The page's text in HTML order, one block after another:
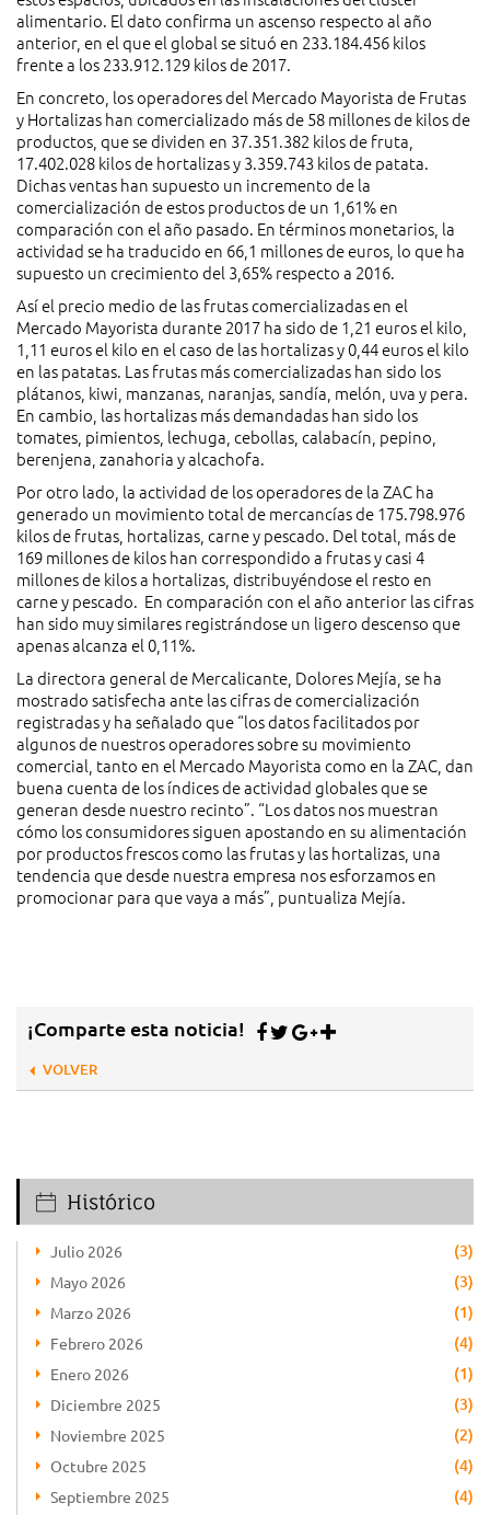
alimentario. El dato confirma un ascenso respecto al año
anterior, en el que el global se situó en 233.184.456 kilos
frente a los 233.912.129 kilos de 2017.
En concreto, los operadores del Mercado Mayorista de Frutas
y Hortalizas han comercializado más de 58 millones de kilos de
productos, que se dividen en 37.351.382 kilos de fruta,
17.402.028 kilos de hortalizas y 3.359.743 kilos de patata.
Dichas ventas han supuesto un incremento de la
comercialización de estos productos de un 1,61% en
comparación con el año pasado. En términos monetarios, la
actividad se ha traducido en 66,1 millones de euros, lo que ha
supuesto un crecimiento del 3,65% respecto a 2016.
Así el precio medio de las frutas comercializadas en el
Mercado Mayorista durante 2017 ha sido de 1,21 euros el kilo,
1,11 euros el kilo en el caso de las hortalizas y 0,44 euros el kilo
en las patatas. Las frutas más comercializadas han sido los
plátanos, kiwi, manzanas, naranjas, sandía, melón, uva y pera.
En cambio, las hortalizas más demandadas han sido los
tomates, pimientos, lechuga, cebollas, calabacín, pepino,
berenjena, zanahoria y alcachofa.
Por otro lado, la actividad de los operadores de la ZAC ha
generado un movimiento total de mercancías de 175.798.976
kilos de frutas, hortalizas, carne y pescado. Del total, más de
169 millones de kilos han correspondido a frutas y casi 4
millones de kilos a hortalizas, distribuyéndose el resto en
carne y pescado. En comparación con el año anterior las cifras
han sido muy similares registrándose un ligero descenso que
apenas alcanza el 0,11%.
La directora general de Mercalicante, Dolores Mejía, se ha
mostrado satisfecha ante las cifras de comercialización
registradas y ha señalado que “los datos facilitados por
algunos de nuestros operadores sobre su movimiento
comercial, tanto en el Mercado Mayorista como en la ZAC, dan
buena cuenta de los índices de actividad globales que se
generan desde nuestro recinto”. “Los datos nos muestran
cómo los consumidores siguen apostando en su alimentación
por productos frescos como las frutas y las hortalizas, una
tendencia que desde nuestra empresa nos esforzamos en
promocionar para que vaya a más”, puntualiza Mejía.
¡Comparte esta noticia!
VOLVER
Histórico
Julio 2026 (3)
Mayo 2026 (3)
Marzo 2026 (1)
Febrero 2026 (4)
Enero 2026 (1)
Diciembre 2025 (3)
Noviembre 2025 (2)
Octubre 2025 (4)
Septiembre 2025 (4)